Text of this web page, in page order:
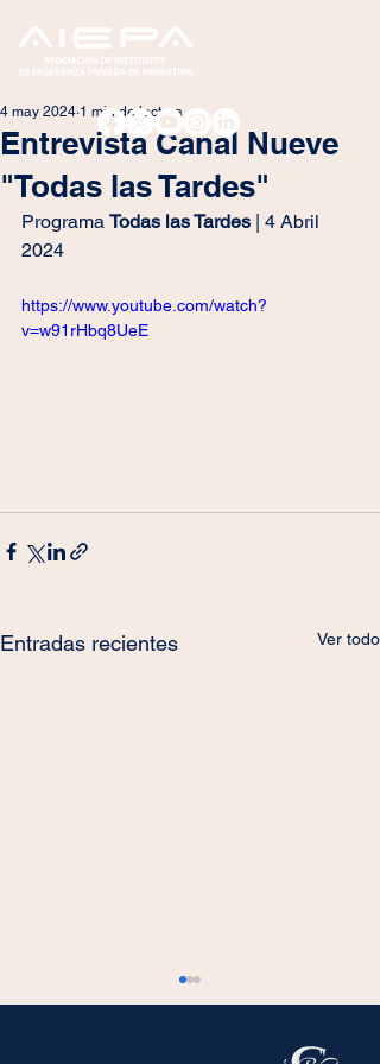
Entrevista Canal Nueve
"Todas las Tardes"
4 may 2024 1 min de lectura
Programa Todas las Tardes | 4 Abril
2024
https://www.youtube.com/watch?
v=w91rHbq8UeE
Entradas recientes Ver todo